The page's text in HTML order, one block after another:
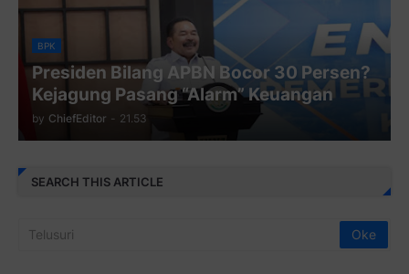
BPK
Presiden Bilang APBN Bocor 30 Persen?
Kejagung Pasang “Alarm” Keuangan
by ChiefEditor - 21.53
SEARCH THIS ARTICLE